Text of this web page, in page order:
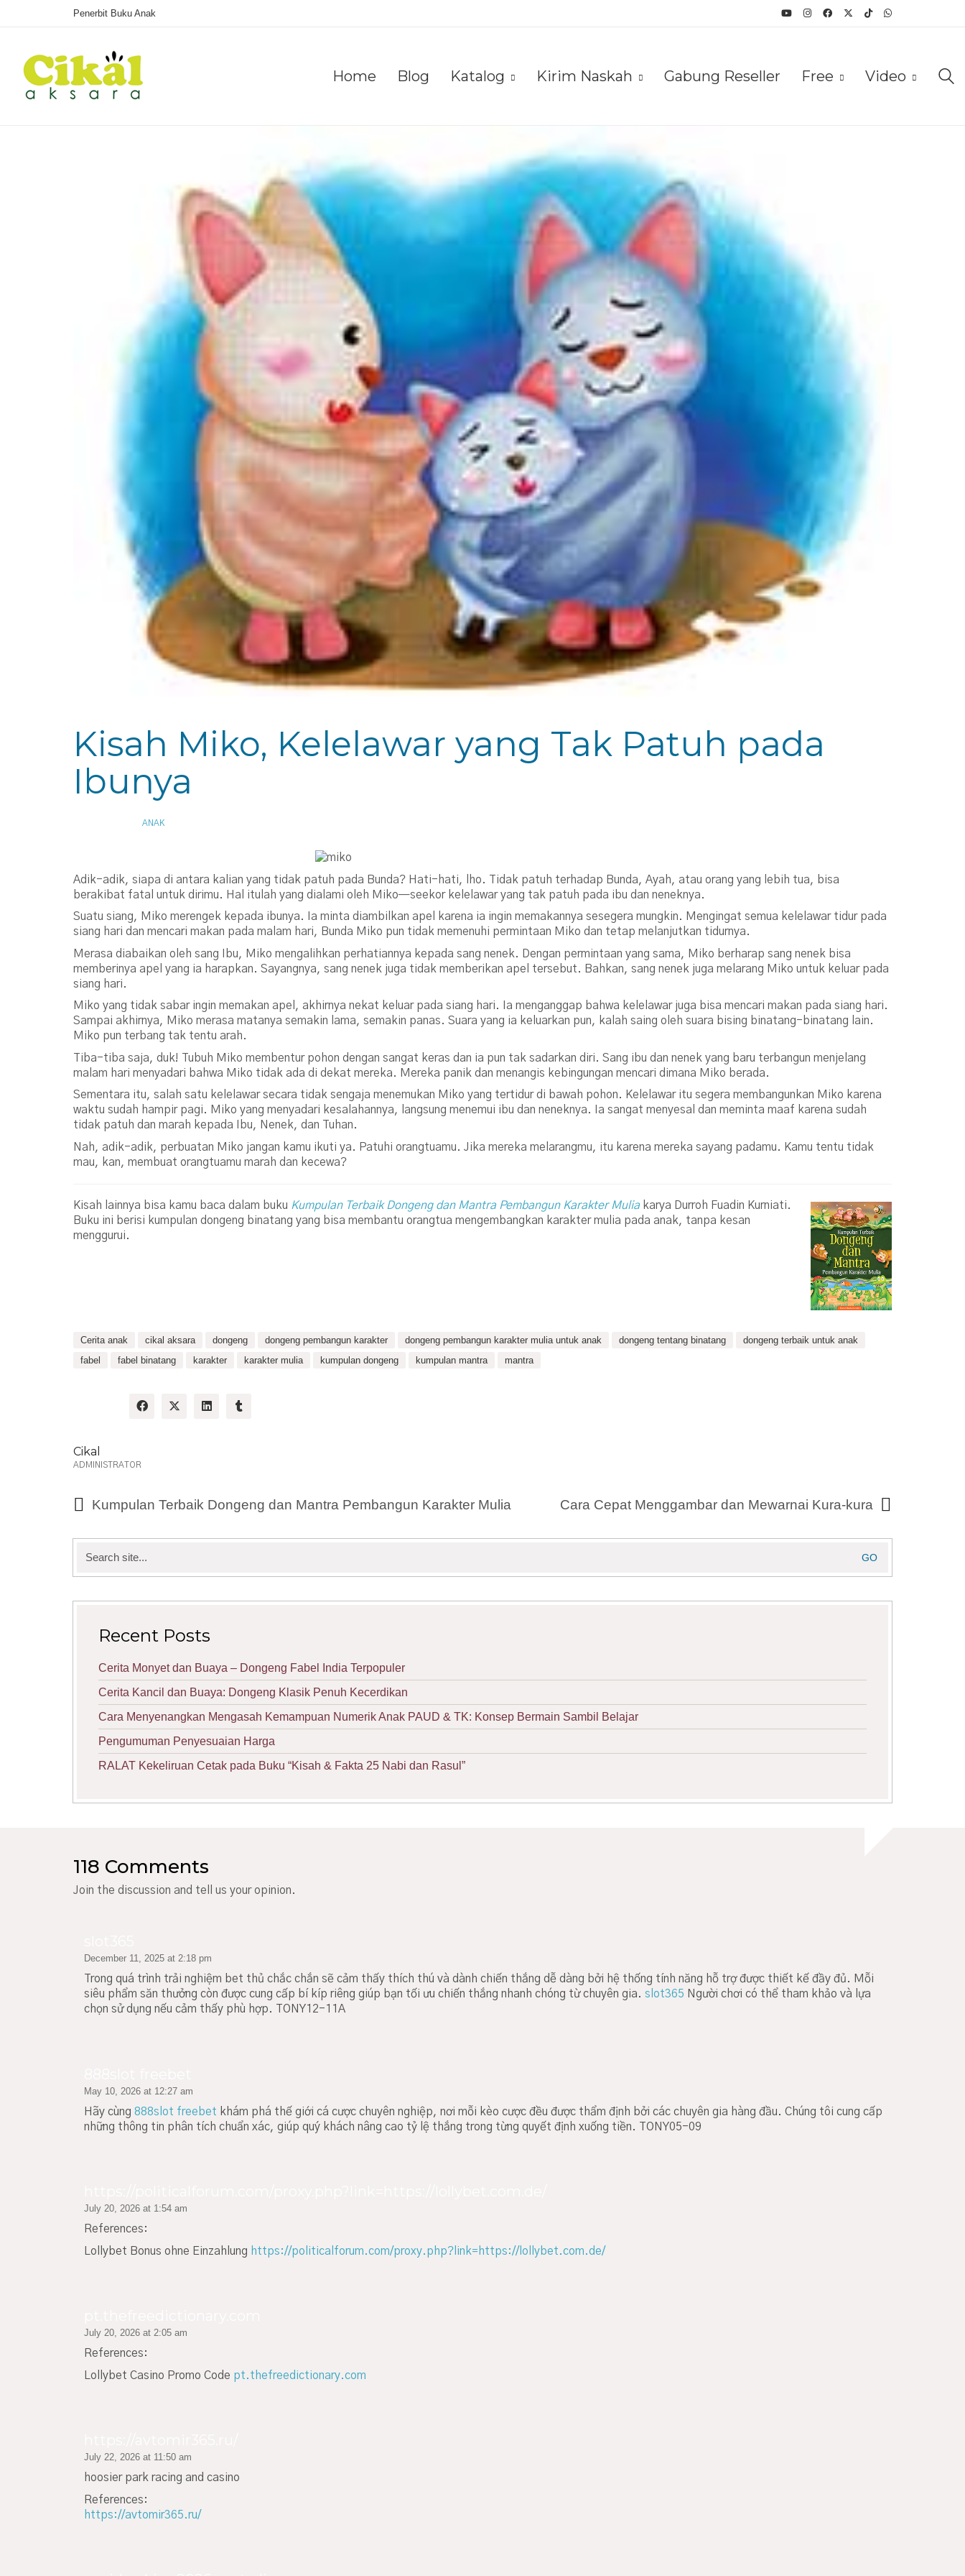
Penerbit Buku Anak
Home Blog Katalog Kirim Naskah Gabung Reseller Free Video
Kisah Miko, Kelelawar yang Tak Patuh pada
Ibunya
ANAK
Adik-adik, siapa di antara kalian yang tidak patuh pada Bunda? Hati-hati, lho. Tidak patuh terhadap Bunda, Ayah, atau orang yang lebih tua, bisa
berakibat fatal untuk dirimu. Hal itulah yang dialami oleh Miko—seekor kelelawar yang tak patuh pada ibu dan neneknya.
Suatu siang, Miko merengek kepada ibunya. Ia minta diambilkan apel karena ia ingin memakannya sesegera mungkin. Mengingat semua kelelawar tidur pada
siang hari dan mencari makan pada malam hari, Bunda Miko pun tidak memenuhi permintaan Miko dan tetap melanjutkan tidurnya.
Merasa diabaikan oleh sang Ibu, Miko mengalihkan perhatiannya kepada sang nenek. Dengan permintaan yang sama, Miko berharap sang nenek bisa
memberinya apel yang ia harapkan. Sayangnya, sang nenek juga tidak memberikan apel tersebut. Bahkan, sang nenek juga melarang Miko untuk keluar pada
siang hari.
Miko yang tidak sabar ingin memakan apel, akhirnya nekat keluar pada siang hari. Ia menganggap bahwa kelelawar juga bisa mencari makan pada siang hari.
Sampai akhirnya, Miko merasa matanya semakin lama, semakin panas. Suara yang ia keluarkan pun, kalah saing oleh suara bising binatang-binatang lain.
Miko pun terbang tak tentu arah.
Tiba-tiba saja, duk! Tubuh Miko membentur pohon dengan sangat keras dan ia pun tak sadarkan diri. Sang ibu dan nenek yang baru terbangun menjelang
malam hari menyadari bahwa Miko tidak ada di dekat mereka. Mereka panik dan menangis kebingungan mencari dimana Miko berada.
Sementara itu, salah satu kelelawar secara tidak sengaja menemukan Miko yang tertidur di bawah pohon. Kelelawar itu segera membangunkan Miko karena
waktu sudah hampir pagi. Miko yang menyadari kesalahannya, langsung menemui ibu dan neneknya. Ia sangat menyesal dan meminta maaf karena sudah
tidak patuh dan marah kepada Ibu, Nenek, dan Tuhan.
Nah, adik-adik, perbuatan Miko jangan kamu ikuti ya. Patuhi orangtuamu. Jika mereka melarangmu, itu karena mereka sayang padamu. Kamu tentu tidak
mau, kan, membuat orangtuamu marah dan kecewa?
Kisah lainnya bisa kamu baca dalam buku Kumpulan Terbaik Dongeng dan Mantra Pembangun Karakter Mulia karya Durroh Fuadin Kurniati.
Buku ini berisi kumpulan dongeng binatang yang bisa membantu orangtua mengembangkan karakter mulia pada anak, tanpa kesan
menggurui.
Cerita anak cikal aksara dongeng dongeng pembangun karakter dongeng pembangun karakter mulia untuk anak dongeng tentang binatang
dongeng terbaik untuk anak
fabel
fabel binatang karakter karakter mulia kumpulan dongeng kumpulan mantra mantra
Cikal
ADMINISTRATOR
Kumpulan Terbaik Dongeng dan Mantra Pembangun Karakter Mulia Cara Cepat Menggambar dan Mewarnai Kura-kura
for:
Recent Posts
Cerita Monyet dan Buaya – Dongeng Fabel India Terpopuler
Cerita Kancil dan Buaya: Dongeng Klasik Penuh Kecerdikan
Cara Menyenangkan Mengasah Kemampuan Numerik Anak PAUD & TK: Konsep Bermain Sambil Belajar
Pengumuman Penyesuaian Harga
RALAT Kekeliruan Cetak pada Buku “Kisah & Fakta 25 Nabi dan Rasul”
118 Comments
Join the discussion and tell us your opinion.
December 11, 2025 at 2:18 pm
Trong quá trình trải nghiệm bet thủ chắc chắn sẽ cảm thấy thích thú và dành chiến thắng dễ dàng bởi hệ thống tính năng hỗ trợ được thiết kế đầy đủ. Mỗi
siêu phẩm săn thưởng còn được cung cấp bí kíp riêng giúp bạn tối ưu chiến thắng nhanh chóng từ chuyên gia. slot365 Người chơi có thể tham khảo và lựa
chọn sử dụng nếu cảm thấy phù hợp. TONY12-11A
May 10, 2026 at 12:27 am
Hãy cùng 888slot freebet khám phá thế giới cá cược chuyên nghiệp, nơi mỗi kèo cược đều được thẩm định bởi các chuyên gia hàng đầu. Chúng tôi cung cấp
những thông tin phân tích chuẩn xác, giúp quý khách nâng cao tỷ lệ thắng trong từng quyết định xuống tiền. TONY05-09
July 20, 2026 at 1:54 am
References:
Lollybet Bonus ohne Einzahlung https://politicalforum.com/proxy.php?link=https://lollybet.com.de/
July 20, 2026 at 2:05 am
References:
Lollybet Casino Promo Code pt.thefreedictionary.com
July 22, 2026 at 11:50 am
hoosier park racing and casino
References:
https://avtomir365.ru/